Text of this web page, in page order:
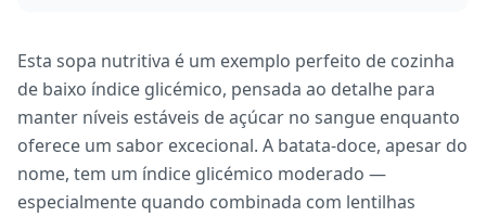
Esta sopa nutritiva é um exemplo perfeito de cozinha
de baixo índice glicémico, pensada ao detalhe para
manter níveis estáveis de açúcar no sangue enquanto
oferece um sabor excecional. A batata-doce, apesar do
nome, tem um índice glicémico moderado —
especialmente quando combinada com lentilhas